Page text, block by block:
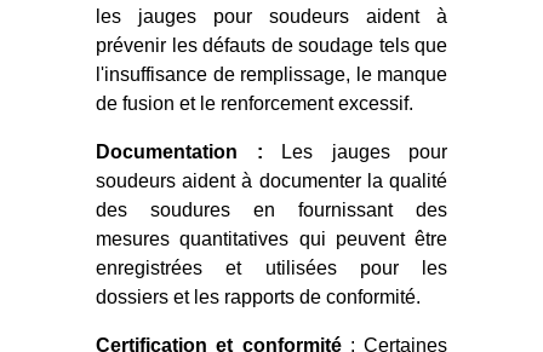
les jauges pour soudeurs aident à
prévenir les défauts de soudage tels que
l'insuffisance de remplissage, le manque
de fusion et le renforcement excessif.
Documentation : Les jauges pour
soudeurs aident à documenter la qualité
des soudures en fournissant des
mesures quantitatives qui peuvent être
enregistrées et utilisées pour les
dossiers et les rapports de conformité.
Certification et conformité: Certaines